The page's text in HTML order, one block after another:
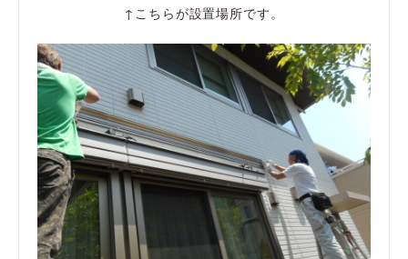
↑こちらが設置場所です。